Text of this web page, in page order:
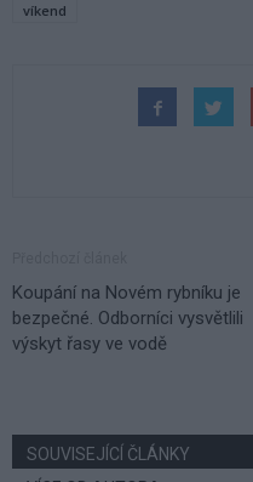
víkend
Koupání na Novém rybníku je
bezpečné. Odborníci vysvětlili
výskyt řasy ve vodě
SOUVISEJÍCÍ ČLÁNKY